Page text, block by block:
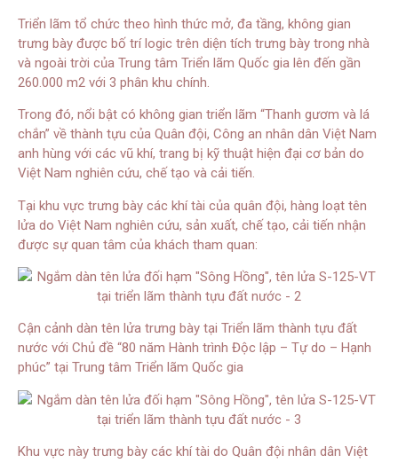
Triển lãm tổ chức theo hình thức mở, đa tầng, không gian
trưng bày được bố trí logic trên diện tích trưng bày trong nhà
và ngoài trời của Trung tâm Triển lãm Quốc gia lên đến gần
260.000 m2 với 3 phân khu chính.
Trong đó, nổi bật có không gian triển lãm “Thanh gươm và lá
chắn” về thành tựu của Quân đội, Công an nhân dân Việt Nam
anh hùng với các vũ khí, trang bị kỹ thuật hiện đại cơ bản do
Việt Nam nghiên cứu, chế tạo và cải tiến.
Tại khu vực trưng bày các khí tài của quân đội, hàng loạt tên
lửa do Việt Nam nghiên cứu, sản xuất, chế tạo, cải tiến nhận
được sự quan tâm của khách tham quan:
Cận cảnh dàn tên lửa trưng bày tại Triển lãm thành tựu đất
nước với Chủ đề “80 năm Hành trình Độc lập – Tự do – Hạnh
phúc” tại Trung tâm Triển lãm Quốc gia
Khu vực này trưng bày các khí tài do Quân đội nhân dân Việt